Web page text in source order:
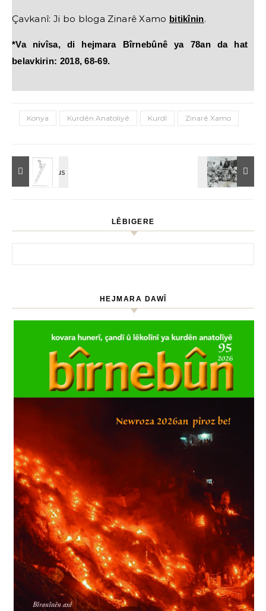
Çavkanî: Ji bo bloga Zinarê Xamo bitikînin.
*Va nivîsa, di hejmara Bîrnebûnê ya 78an da hat
belavkirin: 2018, 68-69.
Konya Kurdên Anatoliyê Kurdî Zinarê Xamo
LÊBIGERE
HEJMARA DAWÎ